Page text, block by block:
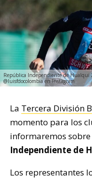
República Independiente de Hualqui
@luisfdocolombia en Instagram
La Tercera División B
momento para los
informaremos
Independiente de
Los representantes